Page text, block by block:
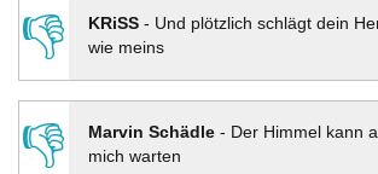
👎
KRiSS- Und plötzlich schlägt dein
wie meins
👎 Marvin Schädle- Der Himmel kann
mich warten